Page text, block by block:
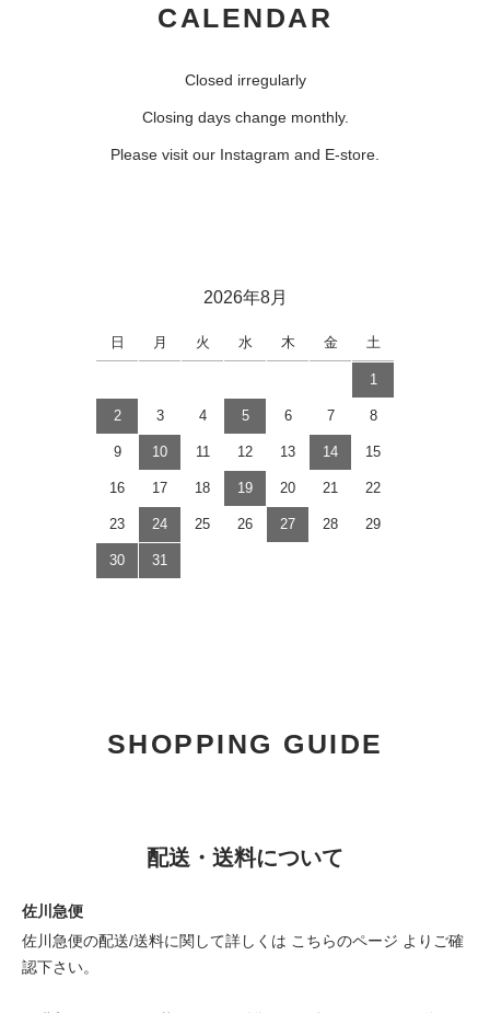
CALENDAR
Closed irregularly
Closing days change monthly.
Please visit our Instagram and E-store.
2026年8月
日 月 火 水 木 金 土
1
2 3 4 5 6 7 8
9 10 11 12 13 14 15
16 17 18 19 20 21 22
23 24 25 26 27 28 29
30 31
SHOPPING GUIDE
配送・送料について
佐川急便
佐川急便の配送/送料に関して詳しくは こちらのページ よりご確
認下さい。